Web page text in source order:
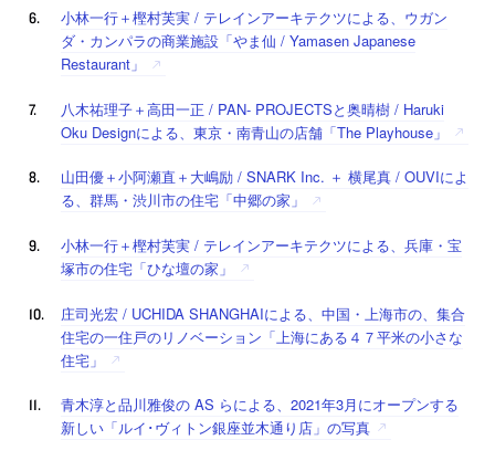
小林一行＋樫村芙実 / テレインアーキテクツによる、ウガン
ダ・カンパラの商業施設「やま仙 / Yamasen Japanese
Restaurant」
八木祐理子＋高田一正 / PAN- PROJECTSと奥晴樹 / Haruki
Oku Designによる、東京・南青山の店舗「The Playhouse」
山田優＋小阿瀬直＋大嶋励 / SNARK Inc. ＋ 横尾真 / OUVIによ
る、群馬・渋川市の住宅「中郷の家」
小林一行＋樫村芙実 / テレインアーキテクツによる、兵庫・宝
塚市の住宅「ひな壇の家」
庄司光宏 / UCHIDA SHANGHAIによる、中国・上海市の、集合
住宅の一住戸のリノベーション「上海にある４７平米の小さな
住宅」
青木淳と品川雅俊の AS らによる、2021年3月にオープンする
新しい「ルイ･ヴィトン銀座並木通り店」の写真